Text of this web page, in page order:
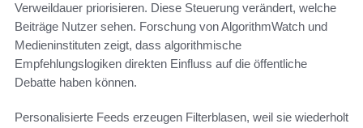
Verweildauer priorisieren. Diese Steuerung verändert, welche
Beiträge Nutzer sehen. Forschung von AlgorithmWatch und
Medieninstituten zeigt, dass algorithmische
Empfehlungslogiken direkten Einfluss auf die öffentliche
Debatte haben können.
Personalisierte Feeds erzeugen Filterblasen, weil sie wiederholt